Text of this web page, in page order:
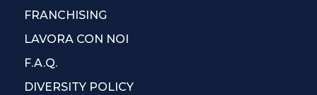
FRANCHISING
LAVORA CON NOI
F.A.Q.
DIVERSITY POLICY